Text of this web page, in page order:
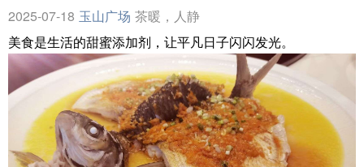
2025-07-18 玉山广场 茶暖，人静
美食是生活的甜蜜添加剂，让平凡日子闪闪发光。